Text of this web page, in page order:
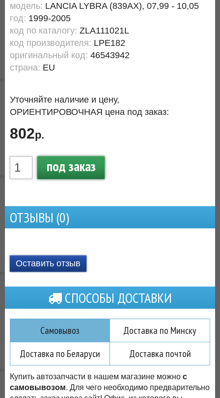
модель: LANCIA LYBRA (839AX), 07,99 - 10,05
год: 1999-2005
код по каталогу: ZLA111021L
код производителя: LPE182
оригинальный код: 46543942
страна: EU
Уточняйте наличие и цену,
ОРИЕНТИРОВОЧНАЯ цена под заказ:
802р.
под заказ
ОТЗЫВЫ (0)
Оставить отзыв
СПОСОБЫ ДОСТАВКИ
Самовывоз
Доставка по Минску
Доставка по Беларуси
Доставка почтой
Купить автозапчасти в нашем магазине можно с
самовывозом. Для чего необходимо предварительно